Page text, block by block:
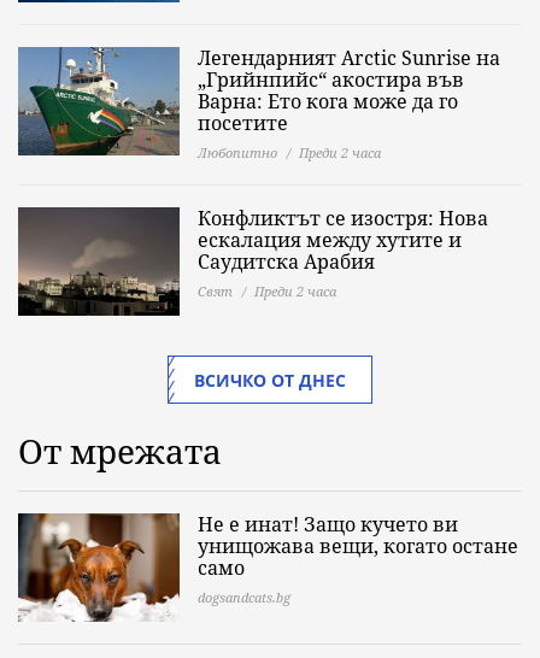
Легендарният Arctic Sunrise на
„Грийнпийс“ акостира във
Варна: Ето кога може да го
посетите
Любопитно Преди 2 часа
Конфликтът се изостря: Нова
ескалация между хутите и
Саудитска Арабия
Свят Преди 2 часа
ВСИЧКО ОТ ДНЕС
От мрежата
Не е инат! Защо кучето ви
унищожава вещи, когато остане
само
dogsandcats.bg